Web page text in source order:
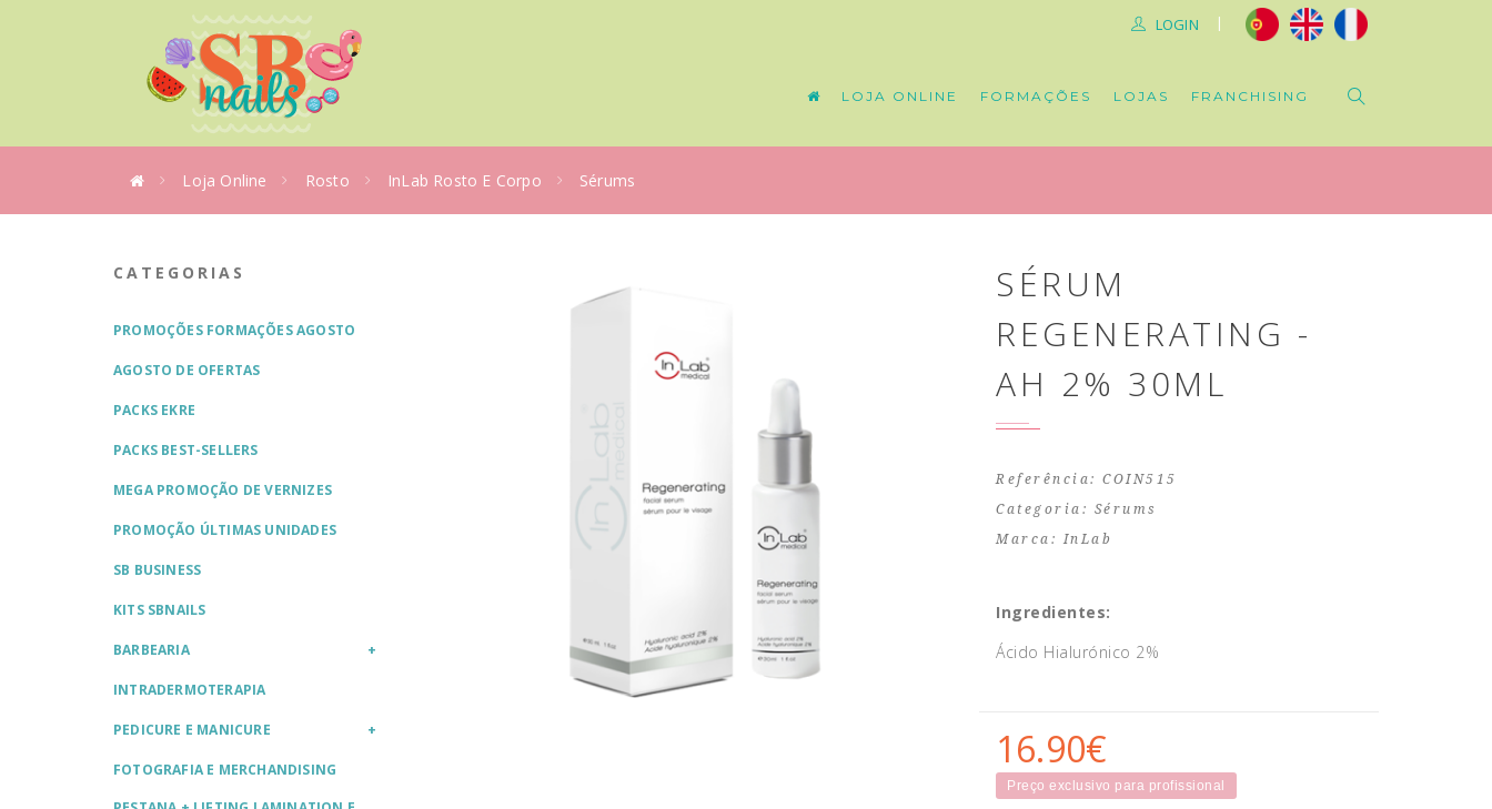
|
LOGIN
LOJA ONLINE FORMAÇÕES LOJAS FRANCHISING
Loja Online Rosto InLab Rosto E Corpo Sérums
CATEGORIAS
PROMOÇÕES FORMAÇÕES AGOSTO
AGOSTO DE OFERTAS
PACKS EKRE
PACKS BEST-SELLERS
MEGA PROMOÇÃO DE VERNIZES
PROMOÇÃO ÚLTIMAS UNIDADES
SB BUSINESS
KITS SBNAILS
BARBEARIA
INTRADERMOTERAPIA
PEDICURE E MANICURE
FOTOGRAFIA E MERCHANDISING
SÉRUM
REGENERATING -
AH 2% 30ML
Referência: COIN515
Categoria: Sérums
Marca: InLab
Ingredientes:
Ácido Hialurónico 2%
16.90€
Preço exclusivo para profissional